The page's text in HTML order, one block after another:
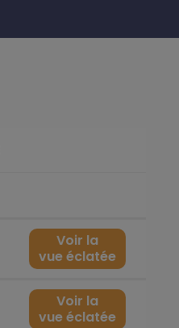
Voir la
vue éclatée
Voir la
vue éclatée